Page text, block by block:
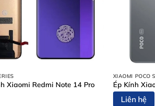
Xiaomi Redmi Note 14 Pro
XIAOMI POCO
Ép Kính
Liên hệ